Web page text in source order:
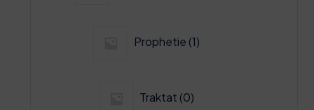
Prophetie 1Produkt
Traktat 0Produkte